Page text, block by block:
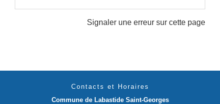
Signaler une erreur sur cette page
Contacts et Horaires
Commune de Labastide Saint-Georges